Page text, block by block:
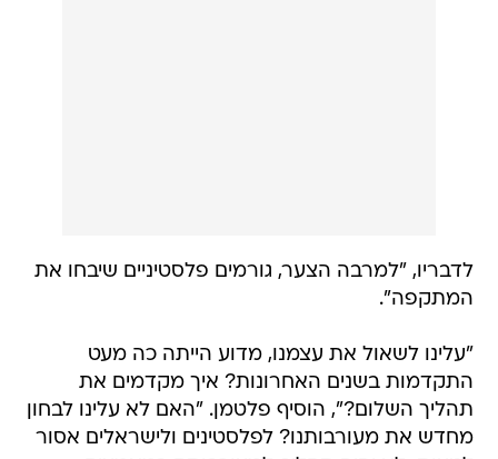
לדבריו, "למרבה הצער, גורמים פלסטיניים שיבחו את
המתקפה".
"עלינו לשאול את עצמנו, מדוע הייתה כה מעט
התקדמות בשנים האחרונות? איך מקדמים את
תהליך השלום?", הוסיף פלטמן. "האם לא עלינו לבחון
מחדש את מעורבותנו? לפלסטינים ולישראלים אסור